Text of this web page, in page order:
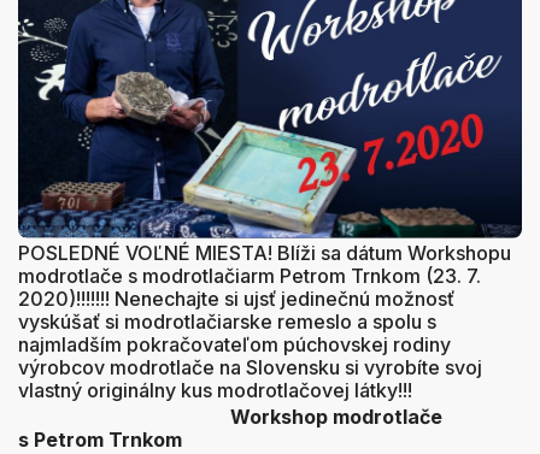
POSLEDNÉ VOĽNÉ MIESTA! Blíži sa dátum Workshopu
modrotlače s modrotlačiarm Petrom Trnkom (23. 7.
2020)!!!!!!! Nenechajte si ujsť jedinečnú možnosť
vyskúšať si modrotlačiarske remeslo a spolu s
najmladším pokračovateľom púchovskej rodiny
výrobcov modrotlače na Slovensku si vyrobíte svoj
vlastný originálny kus modrotlačovej látky!!!
Workshop modrotlače
s Petrom Trnkom